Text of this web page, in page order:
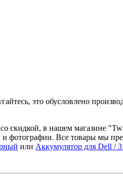
это обусловлено
в нашем магазине
фотографии. Все товары мы
или Аккумулятор для Dell /